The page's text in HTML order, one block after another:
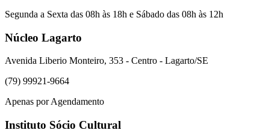
Segunda a Sexta das 08h às 18h e Sábado das 08h às 12h
Núcleo Lagarto
Avenida Liberio Monteiro, 353 - Centro - Lagarto/SE
(79) 99921-9664
Apenas por Agendamento
Instituto Sócio Cultural